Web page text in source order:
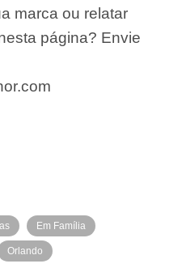
marca ou relatar
página? Envie
Em Família
Orlando